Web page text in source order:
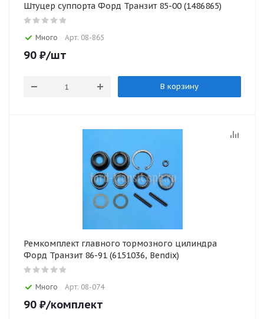
Штуцер суппорта Форд Транзит 85-00 (1486865)
Много Арт: 08-865
90 ₽/шт
В корзину
Ремкомплект главного тормозного цилиндра
Форд Транзит 86-91 (6151036, Bendix)
Много Арт: 08-074
90 ₽/комплект